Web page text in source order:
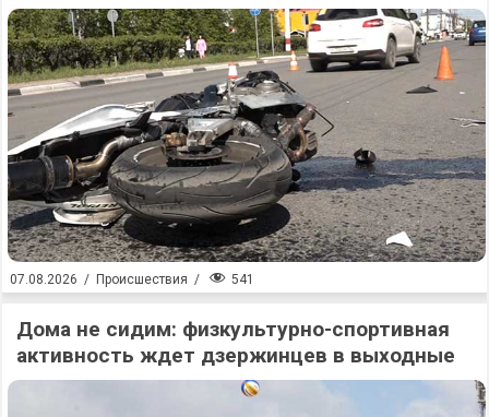
07.08.2026 / Происшествия / 541
Дома не сидим: физкультурно-спортивная
активность ждет дзержинцев в выходные